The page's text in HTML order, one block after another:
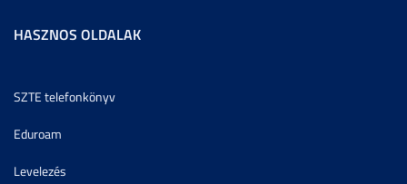
HASZNOS OLDALAK
SZTE telefonkönyv
Eduroam
Levelezés